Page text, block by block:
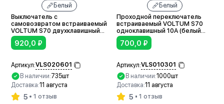
Белый
Выключатель с
самовозвратом встраиваемый
VOLTUM S70 двухклавишный
10А (белый глянцевый)
920,0 ₽
Артикул:VLS020601
В наличии:735шт
Доставка:11 августа
5 1 отзыв
Белый
Проходной переключатель
встраиваемый VOLTUM S70
одноклавишный 10А (белый
глянцевый)
700,0 ₽
Артикул:VLS010301
В наличии:1000шт
Доставка:11 августа
5 1 отзыв